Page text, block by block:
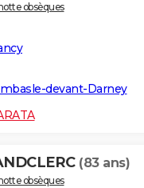
obsèques
devant-Darney
(83 ans)
obsèques